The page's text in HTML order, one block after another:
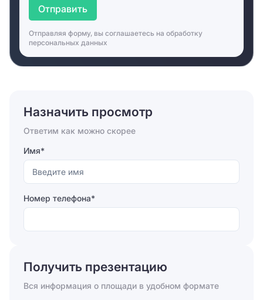
Отправить
Отправляя форму, вы соглашаетесь на обработку
персональных данных
Назначить просмотр
Ответим как можно скорее
Имя*
Номер телефона*
Отправить
Получить презентацию
Вся информация о площади в удобном формате